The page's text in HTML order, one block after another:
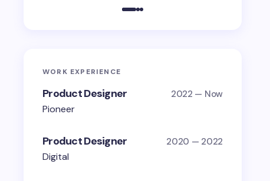
WORK EXPERIENCE
Product Designer 2022 — Now
Pioneer
Product Designer 2020 — 2022
Digital